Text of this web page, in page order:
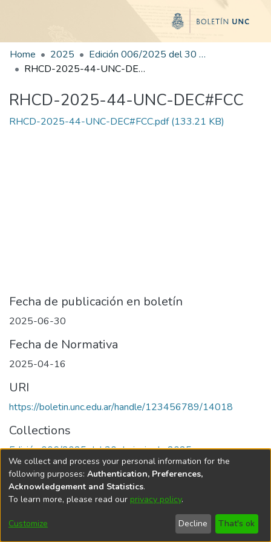
Home 2025
Edición 006/2025 del 30 de junio de 2025
RHCD-2025-44-UNC-DEC#FCC
RHCD-2025-44-UNC-DEC#FCC
RHCD-2025-44-UNC-DEC#FCC.pdf(133.21 KB)
Fecha de publicación en boletín
2025-06-30
Fecha de Normativa
2025-04-16
URI
https://boletin.unc.edu.ar/handle/123456789/14018
Collections
Edición 006/2025 del 30 de junio de 2025
Universidad Nacional de Córdoba
We collect and process your personal information for the
following purposes: Authentication, Preferences,
Acknowledgement and Statistics.
To learn more, please read our privacy policy.
Customize Decline That's ok